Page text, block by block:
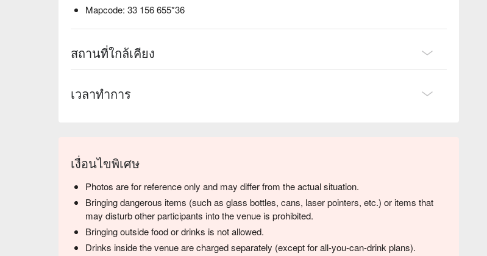
Mapcode: 33 156 655*36
สถานที่ใกล้เคียง
เวลาทำการ
เงื่อนไขพิเศษ
Photos are for reference only and may differ from the actual situation.
Bringing dangerous items (such as glass bottles, cans, laser pointers, etc.) or items that
may disturb other participants into the venue is prohibited.
Bringing outside food or drinks is not allowed.
Drinks inside the venue are charged separately (except for all-you-can-drink plans).